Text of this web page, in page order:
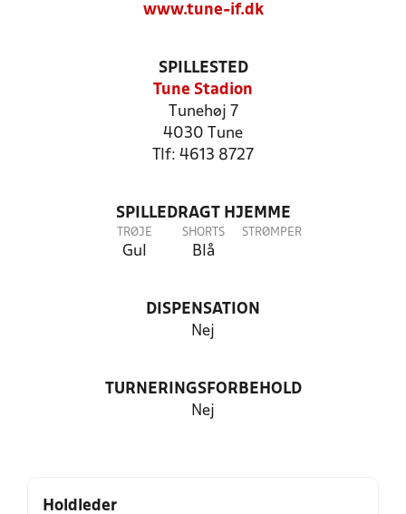
www.tune-if.dk
SPILLESTED
Tune Stadion
Tunehøj 7
4030 Tune
Tlf: 4613 8727
SPILLEDRAGT HJEMME
TRØJE
Gul
SHORTS
Blå
STRØMPER
DISPENSATION
Nej
TURNERINGSFORBEHOLD
Nej
Holdleder